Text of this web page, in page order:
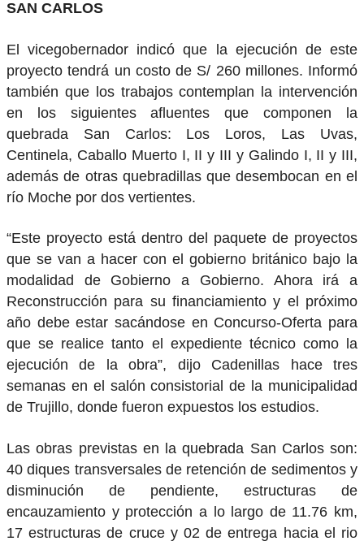
SAN CARLOS
El vicegobernador indicó que la ejecución de este
proyecto tendrá un costo de S/ 260 millones. Informó
también que los trabajos contemplan la intervención
en los siguientes afluentes que componen la
quebrada San Carlos: Los Loros, Las Uvas,
Centinela, Caballo Muerto I, II y III y Galindo I, II y III,
además de otras quebradillas que desembocan en el
río Moche por dos vertientes.
“Este proyecto está dentro del paquete de proyectos
que se van a hacer con el gobierno británico bajo la
modalidad de Gobierno a Gobierno. Ahora irá a
Reconstrucción para su financiamiento y el próximo
año debe estar sacándose en Concurso-Oferta para
que se realice tanto el expediente técnico como la
ejecución de la obra”, dijo Cadenillas hace tres
semanas en el salón consistorial de la municipalidad
de Trujillo, donde fueron expuestos los estudios.
Las obras previstas en la quebrada San Carlos son:
40 diques transversales de retención de sedimentos y
disminución de pendiente, estructuras de
encauzamiento y protección a lo largo de 11.76 km,
17 estructuras de cruce y 02 de entrega hacia el rio